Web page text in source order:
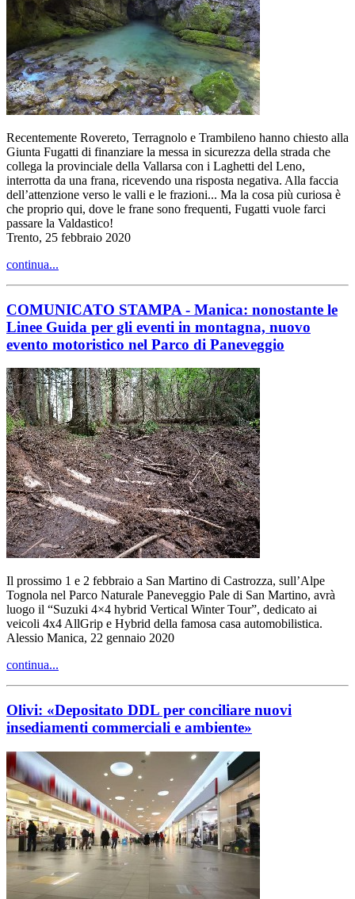
Recentemente Rovereto, Terragnolo e Trambileno hanno chiesto alla
Giunta Fugatti di finanziare la messa in sicurezza della strada che
collega la provinciale della Vallarsa con i Laghetti del Leno,
interrotta da una frana, ricevendo una risposta negativa. Alla faccia
dell’attenzione verso le valli e le frazioni... Ma la cosa più curiosa è
che proprio qui, dove le frane sono frequenti, Fugatti vuole farci
passare la Valdastico!
Trento, 25 febbraio 2020
continua...
COMUNICATO STAMPA - Manica: nonostante le
Linee Guida per gli eventi in montagna, nuovo
evento motoristico nel Parco di Paneveggio
Il prossimo 1 e 2 febbraio a San Martino di Castrozza, sull’Alpe
Tognola nel Parco Naturale Paneveggio Pale di San Martino, avrà
luogo il “Suzuki 4×4 hybrid Vertical Winter Tour”, dedicato ai
veicoli 4x4 AllGrip e Hybrid della famosa casa automobilistica.
Alessio Manica, 22 gennaio 2020
continua...
Olivi: «Depositato DDL per conciliare nuovi
insediamenti commerciali e ambiente»